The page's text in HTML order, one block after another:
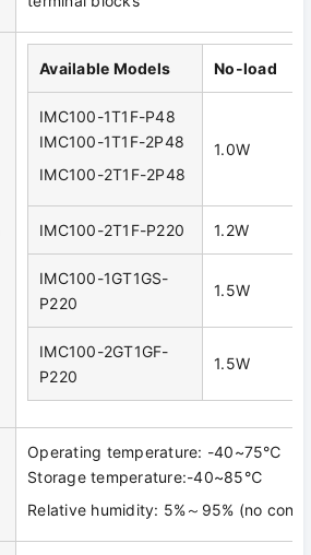
Available Models No-load
IMC100-1T1F-P48
IMC100-1T1F-2P48
IMC100-2T1F-2P48
1.0W
IMC100-2T1F-P220 1.2W
IMC100-1GT1GS-
P220
1.5W
IMC100-2GT1GF-
P220
1.5W
Operating temperature: -40~75℃
Storage temperature:-40~85℃
Relative humidity: 5%～95% (no